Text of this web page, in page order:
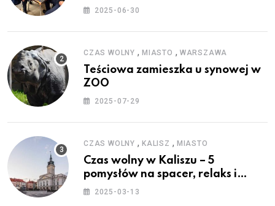
Wakacje”
2025-06-30
CZAS WOLNY , MIASTO , WARSZAWA
Teściowa zamieszka u synowej w
ZOO
2025-07-29
CZAS WOLNY , KALISZ , MIASTO
Czas wolny w Kaliszu – 5
pomysłów na spacer, relaks i
rodzinne atrakcje
2025-03-13